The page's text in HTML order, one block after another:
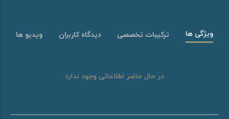
ویژگی ها ترکیبات تخصصی دیدگاه کاربران ویدیو ها
در حال حاضر اطلاعاتی وجود ندارد